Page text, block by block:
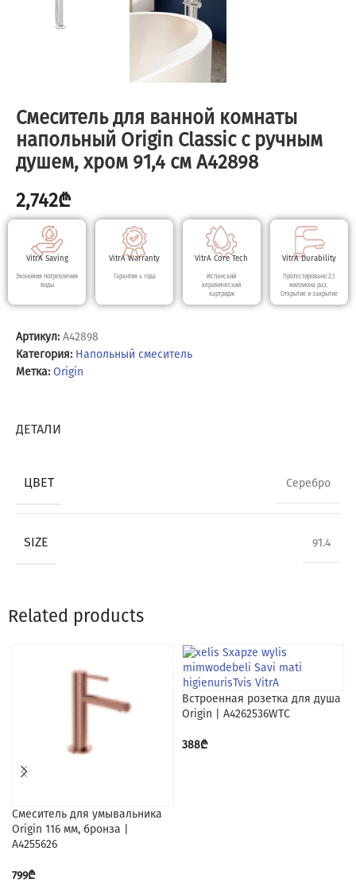
Смеситель для ванной комнаты
напольный Origin Classic с ручным
душем, хром 91,4 см A42898
2,742₾
VitrA Saving
Экономия потребления
воды
VitrA Warranty
Гарантия 4 года
VitrA Core Tech
Испанский
керамический
картридж
VitrA Durability
Протестировано 2,1
миллиона раз.
Открытие и закрытие
Артикул: A42898
Категория: Напольный смеситель
Метка: Origin
ДЕТАЛИ
ЦВЕТ Серебро
SIZE 91.4
Related products
Смеситель для умывальника
Origin 116 мм, бронза |
A4255626
799₾
Встроенная розетка для душа
Origin | A4262536WTC
388₾